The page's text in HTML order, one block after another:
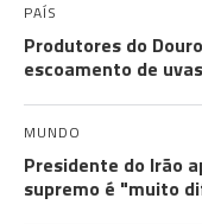
PAÍS
Produtores do
escoamento de
MUNDO
Presidente do Irão
supremo é "muito